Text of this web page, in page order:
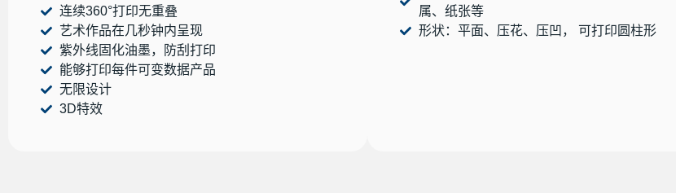
连续360°打印无重叠
艺术作品在几秒钟内呈现
紫外线固化油墨，防刮打印
能够打印每件可变数据产品
无限设计
3D特效
属、纸张等
形状：平面、压花、压凹， 可打印圆柱形